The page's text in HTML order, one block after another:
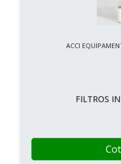
ACCI
FILTROS